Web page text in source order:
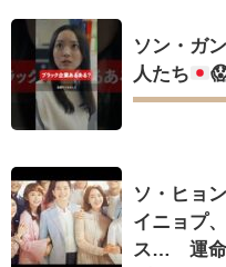
ソン・ガ
人たち
ソ・ヒョ
イニョプ
ス… 運命